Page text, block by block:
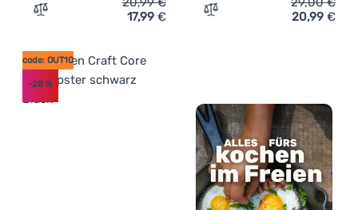
Zum Vergleich 'Damenhöschen Puma Seamless String
17,99 € Zum Vergleich20,99 €
code: OUT10
-28 %